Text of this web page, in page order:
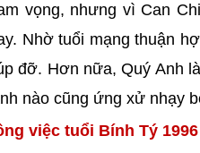
vọng, nhưng vì Can
Nhờ tuổi mạng thuận
đỡ. Hơn nữa, Quý Anh
nào cũng ứng xử nhạy
việc tuổi Bính Tý